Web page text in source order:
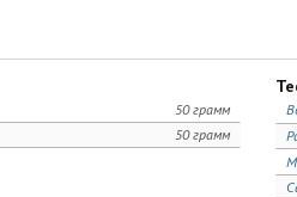
50 грамм
50 грамм